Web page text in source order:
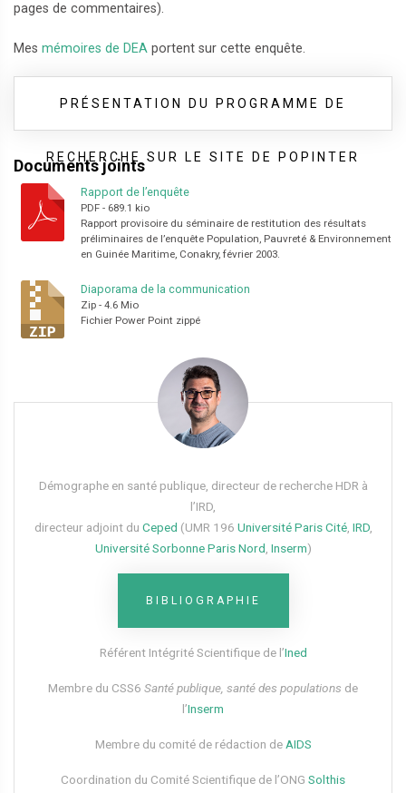
pages de commentaires).
Mes mémoires de DEA portent sur cette enquête.
PRÉSENTATION DU PROGRAMME DE
RECHERCHE SUR LE SITE DE POPINTER
Documents joints
Rapport de l’enquête
PDF - 689.1 kio
Rapport provisoire du séminaire de restitution des résultats
préliminaires de l’enquête Population, Pauvreté & Environnement
en Guinée Maritime, Conakry, février 2003.
Diaporama de la communication
Zip - 4.6 Mio
Fichier Power Point zippé
Démographe en santé publique, directeur de recherche HDR à
l’IRD,
directeur adjoint du Ceped (UMR 196 Université Paris Cité, IRD,
Université Sorbonne Paris Nord Inserm)
BIBLIOGRAPHIE
Référent Intégrité Scientifique de l’Ined
Membre du CSS6​ Santé publique, santé des populations de
l’Inserm
Membre du comité de rédaction de AIDS
Coordination du Comité Scientifique de l’ONG Solthis